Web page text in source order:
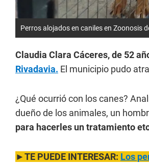
Perros alojados en caniles en Zoonosis
Claudia Clara Cáceres, de 52
Rivadavia. El municipio pudo
¿Qué ocurrió con los canes?
dueño de los animales, un
para hacerles un tratamiento
►TE PUEDE INTERESAR: Los